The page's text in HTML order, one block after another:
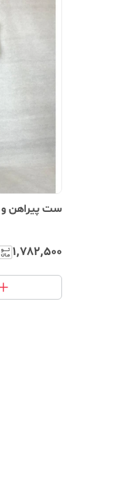
ست پیراهن و
۱٬۷۸۲٬۵۰۰